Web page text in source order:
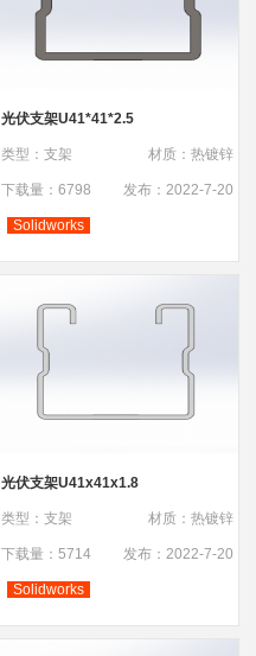
光伏支架U41*41*2.5
类型：支架 材质：热镀锌
下载量：6798 发布：2022-7-20
Solidworks
光伏支架U41x41x1.8
类型：支架 材质：热镀锌
下载量：5714 发布：2022-7-20
Solidworks